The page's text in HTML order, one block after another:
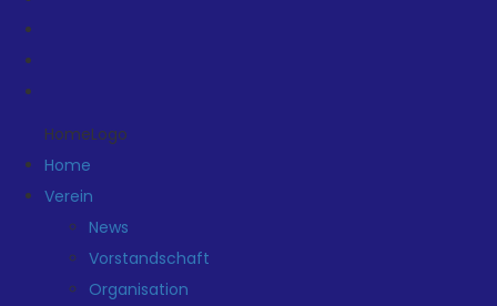
HomeLogo
Home
Verein
News
Vorstandschaft
Organisation